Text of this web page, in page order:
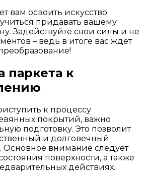
вам освоить искусство
придавать вашему
Задействуйте свои силы и не
– ведь в итоге вас ждёт
паркета к
к процессу
покрытий, важно
подготовку. Это позволит
и долговечный
Основное внимание следует
поверхности, а также
действиях.